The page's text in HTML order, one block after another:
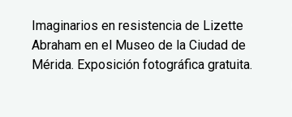
Imaginarios en resistencia de Lizette
Abraham en el Museo de la Ciudad de
Mérida. Exposición fotográfica gratuita.